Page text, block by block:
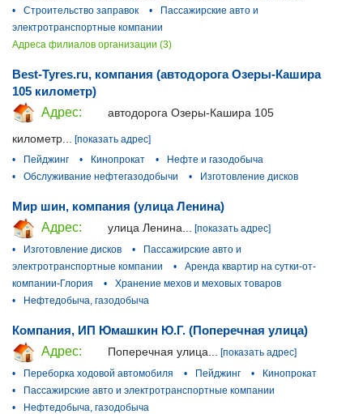
•
Строительство заправок •
Пассажирские авто и
электротранспортные компании
Адреса филиалов организации (3)
Best-Tyres.ru, компания (автодорога Озеры-Кашира
105 километр)
Адрес:
автодорога Озеры-Кашира 105
километр... [показать адрес]
•
Пейджинг • Кинопрокат •
Нефте и газодобыча
•
Обслуживание нефтегазодобычи • Изготовление дисков
Мир шин, компания (улица Ленина)
Адрес:
улица Ленина... [показать адрес]
•
Изготовление дисков •
Пассажирские авто и
электротранспортные компании
•
Аренда квартир на сутки-от-
компании-Глория
•
Хранение мехов и меховых товаров
•
Нефтедобыча, газодобыча
Компания, ИП Юмашкин Ю.Г. (Поперечная улица)
Адрес:
Поперечная улица... [показать адрес]
•
Переборка ходовой автомобиля • Пейджинг •
Кинопрокат
•
Пассажирские авто и электротранспортные компании
•
Нефтедобыча, газодобыча